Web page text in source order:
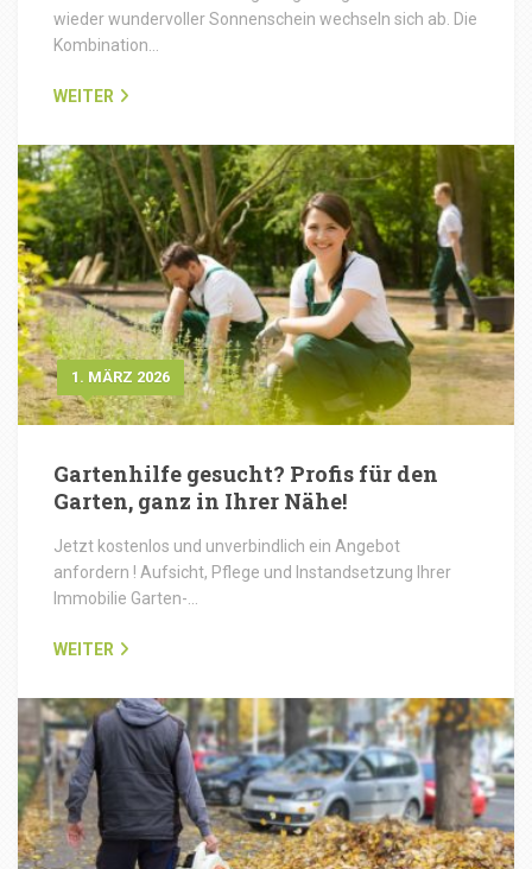
wieder wundervoller Sonnenschein wechseln sich ab. Die
Kombination…
WEITER
1. MÄRZ 2026
Gartenhilfe gesucht? Profis für den
Garten, ganz in Ihrer Nähe!
Jetzt kostenlos und unverbindlich ein Angebot
anfordern ! Aufsicht, Pflege und Instandsetzung Ihrer
Immobilie Garten-…
WEITER